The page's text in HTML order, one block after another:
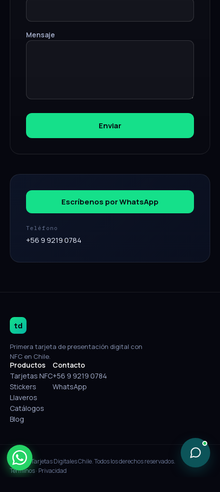
Mensaje
Enviar
Escríbenos por WhatsApp
Teléfono
+56 9 9219 0784
td
Primera tarjeta de presentación digital con
NFC en Chile.
Productos
Tarjetas NFC
Stickers
Llaveros
Catálogos
Blog
Contacto
+56 9 9219 0784
WhatsApp
© 2026 Tarjetas Digitales Chile. Todos los derechos reservados.
Términos· Privacidad